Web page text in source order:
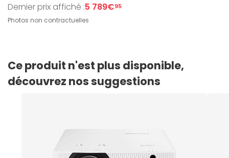
Dernier prix affiché :5 789€95
Photos non contractuelles
Ce produit n'est plus disponible,
découvrez nos suggestions